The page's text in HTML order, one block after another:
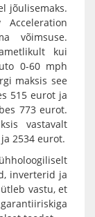
jõulisemaks.
võimsuse.
kui
0-60 mph
maksis see
515 eurot ja
773 eurot.
vastavalt
2534 eurot.
inverterid ja
vastu, et